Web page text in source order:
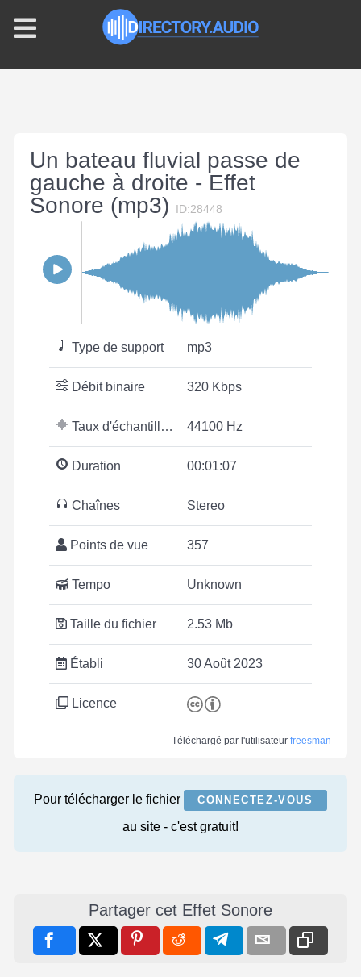
Un bateau fluvial passe de
gauche à droite - Effet
Sonore (mp3)
ID:28448
Type de support mp3
Débit binaire 320 Kbps
Taux d'échantillonnage 44100 Hz
Duration 00:01:07
Chaînes Stereo
Points de vue 357
Tempo Unknown
Taille du fichier 2.53 Mb
Établi 30 Août 2023
Licence
Téléchargé par l'utilisateur freesman
Pour télécharger le fichier CONNECTEZ-VOUS
au site - c'est gratuit!
Partager cet Effet Sonore